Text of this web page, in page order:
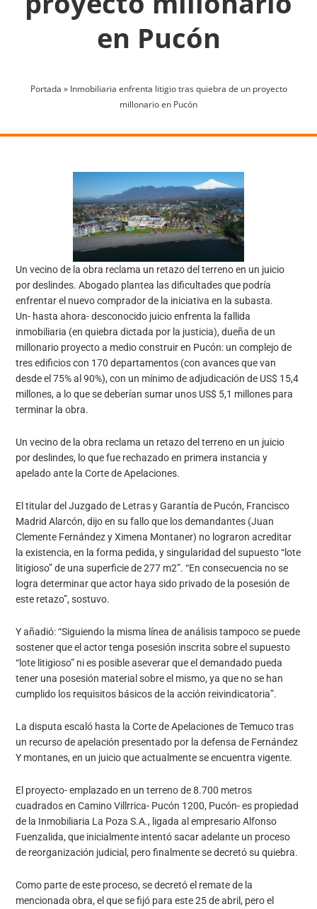
en Pucón
Portada » Inmobiliaria enfrenta litigio tras quiebra de un proyecto
millonario en Pucón
Un vecino de la obra reclama un retazo del terreno en un juicio
por deslindes. Abogado plantea las dificultades que podría
enfrentar el nuevo comprador de la iniciativa en la subasta.
Un- hasta ahora- desconocido juicio enfrenta la fallida
inmobiliaria (en quiebra dictada por la justicia), dueña de un
millonario proyecto a medio construir en Pucón: un complejo de
tres edificios con 170 departamentos (con avances que van
desde el 75% al 90%), con un mínimo de adjudicación de US$ 15,4
millones, a lo que se deberían sumar unos US$ 5,1 millones para
terminar la obra.
Un vecino de la obra reclama un retazo del terreno en un juicio
por deslindes, lo que fue rechazado en primera instancia y
apelado ante la Corte de Apelaciones.
El titular del Juzgado de Letras y Garantía de Pucón, Francisco
Madrid Alarcón, dijo en su fallo que los demandantes (Juan
Clemente Fernández y Ximena Montaner) no lograron acreditar
la existencia, en la forma pedida, y singularidad del supuesto “lote
litigioso” de una superficie de 277 m2”. “En consecuencia no se
logra determinar que actor haya sido privado de la posesión de
este retazo”, sostuvo.
Y añadió: “Siguiendo la misma línea de análisis tampoco se puede
sostener que el actor tenga posesión inscrita sobre el supuesto
“lote litigioso” ni es posible aseverar que el demandado pueda
tener una posesión material sobre el mismo, ya que no se han
cumplido los requisitos básicos de la acción reivindicatoria”.
La disputa escaló hasta la Corte de Apelaciones de Temuco tras
un recurso de apelación presentado por la defensa de Fernández
Y montanes, en un juicio que actualmente se encuentra vigente.
El proyecto- emplazado en un terreno de 8.700 metros
cuadrados en Camino Villrrica- Pucón 1200, Pucón- es propiedad
de la Inmobiliaria La Poza S.A., ligada al empresario Alfonso
Fuenzalida, que inicialmente intentó sacar adelante un proceso
de reorganización judicial, pero finalmente se decretó su quiebra.
Como parte de este proceso, se decretó el remate de la
mencionada obra, el que se fijó para este 25 de abril, pero el